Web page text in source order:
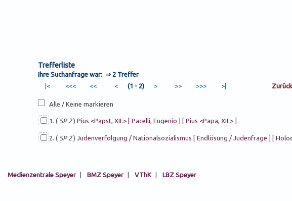
Trefferliste
Ihre Suchanfrage war: ⇒ 2 Treffer
(1 - 2)
Alle / Keine markieren
1. ( SP 2) Pius <Papst, XII.> [ Pacelli, Eugenio ] [ Pius <Papa, XII.> ]
2. ( SP 2) Judenverfolgung / Nationalsozialismus [ Endlösung / Judenfrage ] [
Medienzentrale Speyer | BMZ Speyer | VThK | LBZ Speyer